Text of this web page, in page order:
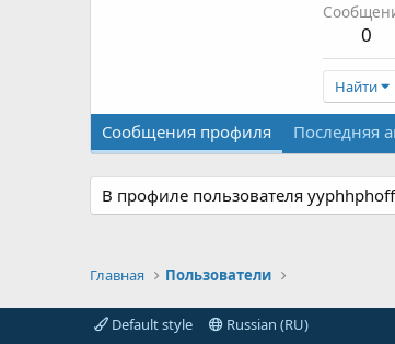
0
Найти
Сообщения профиля Последняя
В профиле пользователя
Главная Пользователи
Default style Russian (RU)